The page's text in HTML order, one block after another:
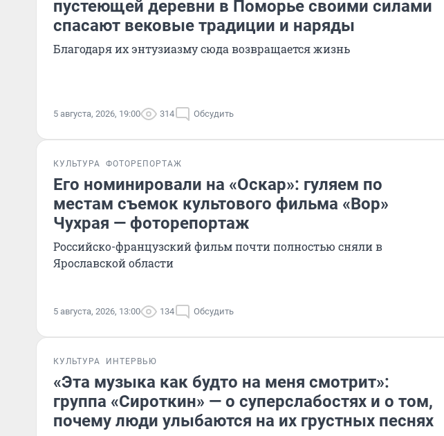
пустеющей деревни в Поморье своими силами
спасают вековые традиции и наряды
Благодаря их энтузиазму сюда возвращается жизнь
5 августа, 2026, 19:00 314 Обсудить
КУЛЬТУРА ФОТОРЕПОРТАЖ
Его номинировали на «Оскар»: гуляем по
местам съемок культового фильма «Вор»
Чухрая — фоторепортаж
Российско-французский фильм почти полностью сняли в
Ярославской области
5 августа, 2026, 13:00 134 Обсудить
КУЛЬТУРА ИНТЕРВЬЮ
«Эта музыка как будто на меня смотрит»:
группа «Сироткин» — о суперслабостях и о том,
почему люди улыбаются на их грустных песнях